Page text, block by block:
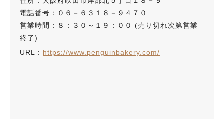
電話番号：０６－６３１８－９４７０
営業時間：８：３０～１９：００ (売り切れ次第営業
終了)
URL： https://www.penguinbakery.com/